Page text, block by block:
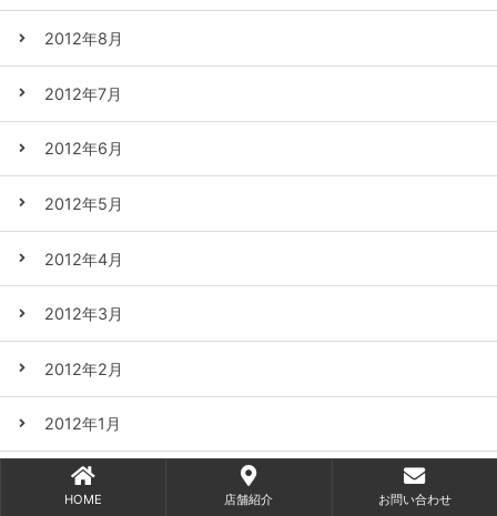
2012年8月
2012年7月
2012年6月
2012年5月
2012年4月
2012年3月
2012年2月
2012年1月
2011年12月
HOME 店舗紹介 お問い合わせ